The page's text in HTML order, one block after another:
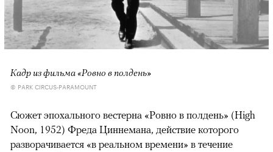
Кадр из фильма «Ровно в полдень»
© PARK CIRCUS-PARAMOUNT
Сюжет эпохального вестерна «Ровно в полдень» (High
Noon, 1952) Фреда Циннемана, действие которого
разворачивается «в реальном времени» в течение